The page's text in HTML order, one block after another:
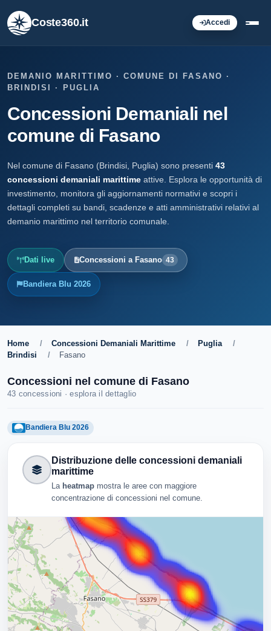
Coste360.it Accedi
DEMANIO MARITTIMO · COMUNE DI FASANO ·
BRINDISI · PUGLIA
Concessioni Demaniali nel
comune di Fasano
Nel comune di Fasano (Brindisi, Puglia) sono presenti 43
concessioni demaniali marittime attive. Esplora le opportunità di
investimento, monitora gli aggiornamenti normativi e scopri i
dettagli completi su bandi, scadenze e atti amministrativi relativi al
demanio marittimo nel territorio comunale.
Dati live Concessioni a Fasano 43
Bandiera Blu 2026
Home / Concessioni Demaniali Marittime / Puglia
/
Brindisi
/ Fasano
Concessioni nel comune di Fasano
43 concessioni · esplora il dettaglio
Bandiera Blu 2026
Distribuzione delle concessioni demaniali
marittime
La heatmap mostra le aree con maggiore
concentrazione di concessioni nel comune.